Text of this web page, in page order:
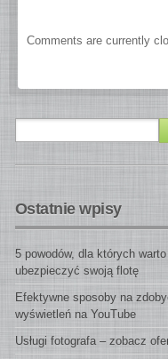
Comments are currently
Ostatnie wpisy
5 powodów, dla których warto
ubezpieczyć swoją flotę
Efektywne sposoby na
wyświetleń na YouTube
Usługi fotografa – zobacz